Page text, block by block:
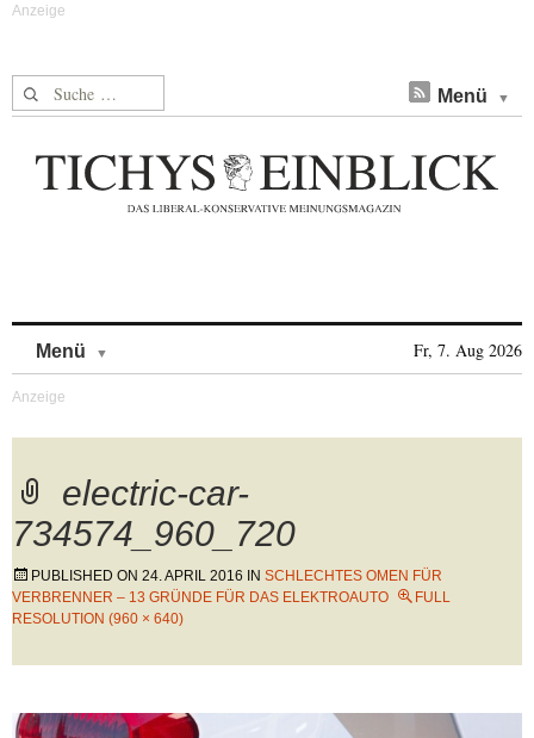
Suche nach: Menü
Menü Fr, 7. Aug 2026
electric-car-
734574_960_720
PUBLISHED ON 24. APRIL 2016 IN SCHLECHTES OMEN FÜR
VERBRENNER – 13 GRÜNDE FÜR DAS ELEKTROAUTO
FULL
RESOLUTION (960 × 640)